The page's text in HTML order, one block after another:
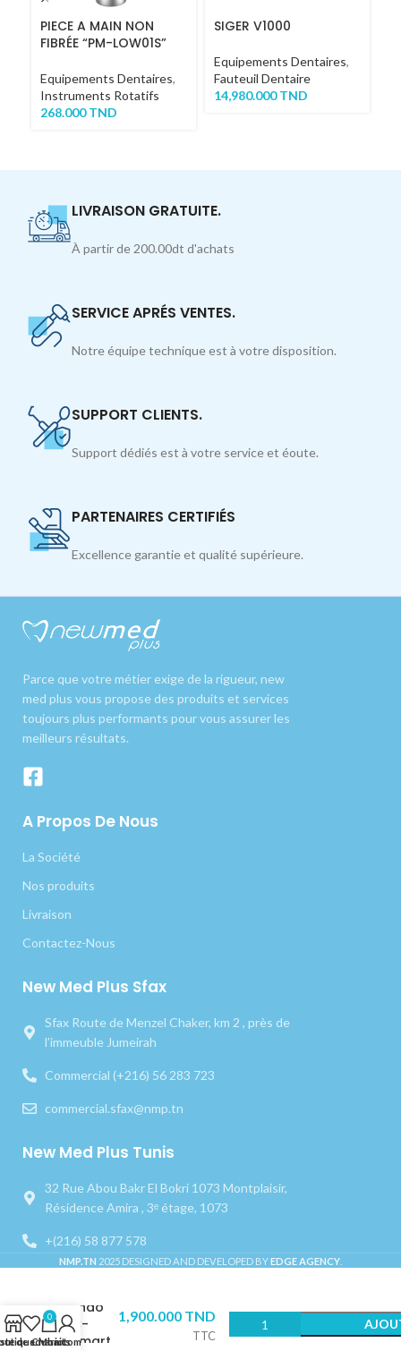
PIECE A MAIN NON
FIBRÉE “PM-LOW01S”
Equipements Dentaires,
Instruments Rotatifs
268.000TND
SIGER V1000
Equipements Dentaires,
Fauteuil Dentaire
14,980.000TND
LIVRAISON GRATUITE.
À partir de 200.00dt d'achats
SERVICE APRÉS VENTES.
Notre équipe technique est à votre disposition.
SUPPORT CLIENTS.
Support dédiés est à votre service et éoute.
PARTENAIRES CERTIFIÉS
Excellence garantie et qualité supérieure.
Parce que votre métier exige de la rigueur, new
med plus vous propose des produits et services
toujours plus performants pour vous assurer les
meilleurs résultats.
A Propos De Nous
La Société
Nos produits
Livraison
Contactez-Nous
New Med Plus Sfax
Sfax Route de Menzel Chaker, km 2 , près de
l’immeuble Jumeirah
Commercial (+216) 56 283 723
commercial.sfax@nmp.tn
New Med Plus Tunis
32 Rue Abou Bakr El Bokri 1073 Montplaisir,
Résidence Amira , 3ᵉ étage, 1073
+(216) 58 877 578
NMP.TN 2025 DESIGNED AND DEVELOPED BYEDGE AGENCY
Endo
C-
Smart
1,900.000 TND
TTC
de souhaits
0
Chariot
Mon compte